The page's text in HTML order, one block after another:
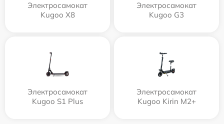
Электросамокат
Kugoo X8
Электросамокат
Kugoo G3
Электросамокат
Kugoo S1 Plus
Электросамокат
Kugoo Kirin M2+